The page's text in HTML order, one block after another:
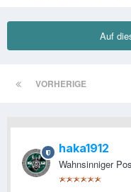
Auf
VORHERIGE
haka1912
Wahnsinniger